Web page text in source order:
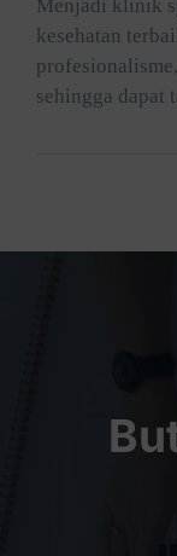
Menjadi klinik
kesehatan
sehingga dapat